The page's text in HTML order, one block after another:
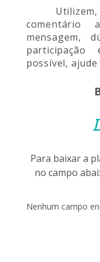
comentário
mensagem,
possível,
Para baixar a
no campo
Nenhum campo